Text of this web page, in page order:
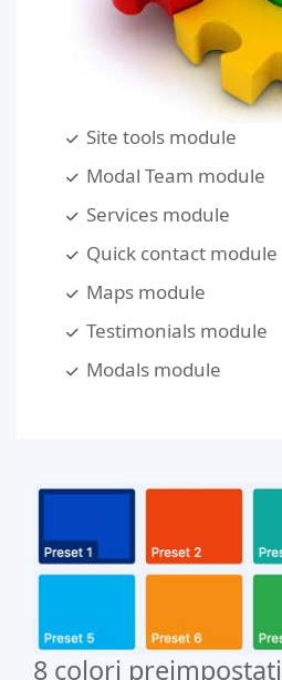
Site tools module
Modal Team module
Services module
Quick contact module
Maps module
Testimonials module
Modals module
8 colori preimpostati